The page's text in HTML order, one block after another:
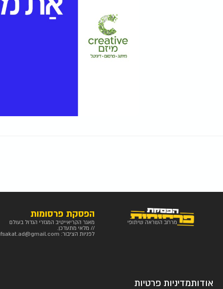
מרחב השראה שיתופי
הפסקת פרסומות
מאגר הקריאייטיב המגזרי הגדול בעולם
// מלאי מתעדכן.
לפניות הציבור:
אודותמדיניות פרטיות